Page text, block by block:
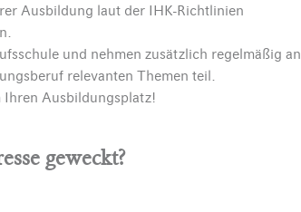
Ausbildung laut der IHK-Richtlinien
und nehmen zusätzlich regelmäßig an
relevanten Themen teil.
Ihren Ausbildungsplatz!
geweckt?